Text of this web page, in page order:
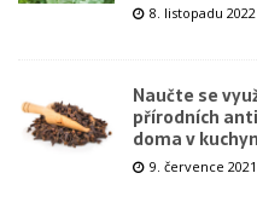
8. listopadu 2022
Naučte se
přírodních
doma v
9. července 2021